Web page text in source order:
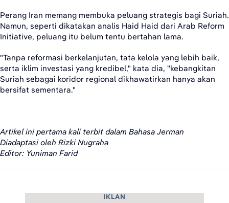
Perang Iran memang membuka peluang strategis bagi Suriah.
Namun, seperti dikatakan analis Haid Haid dari Arab Reform
Initiative, peluang itu belum tentu bertahan lama.
"Tanpa reformasi berkelanjutan, tata kelola yang lebih baik,
serta iklim investasi yang kredibel," kata dia, "kebangkitan
Suriah sebagai koridor regional dikhawatirkan hanya akan
bersifat sementara."
Artikel ini pertama kali terbit dalam Bahasa Jerman
Diadaptasi oleh Rizki Nugraha
Editor: Yuniman Farid
IKLAN